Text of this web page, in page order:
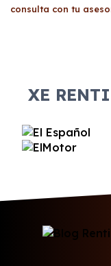
consulta con tu
XE